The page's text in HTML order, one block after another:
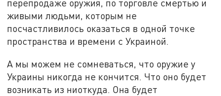
перепродаже оружия, по торговле смертью и
живыми людьми, которым не
посчастливилось оказаться в одной точке
пространства и времени с Украиной.
А мы можем не сомневаться, что оружие у
Украины никогда не кончится. Что оно будет
возникать из ниоткуда. Она будет